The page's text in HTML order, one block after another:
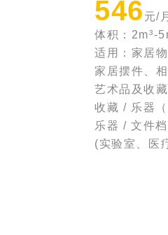
546 元/
体积：2m³-
适用：家居
家居摆件、
艺术品及收
收藏 / 乐器
乐器 / 文件
(实验室、医